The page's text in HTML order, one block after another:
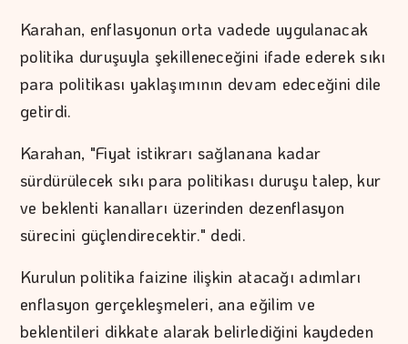
Karahan, enflasyonun orta vadede uygulanacak
politika duruşuyla şekilleneceğini ifade ederek sıkı
para politikası yaklaşımının devam edeceğini dile
getirdi.
Karahan, "Fiyat istikrarı sağlanana kadar
sürdürülecek sıkı para politikası duruşu talep, kur
ve beklenti kanalları üzerinden dezenflasyon
sürecini güçlendirecektir." dedi.
Kurulun politika faizine ilişkin atacağı adımları
enflasyon gerçekleşmeleri, ana eğilim ve
beklentileri dikkate alarak belirlediğini kaydeden